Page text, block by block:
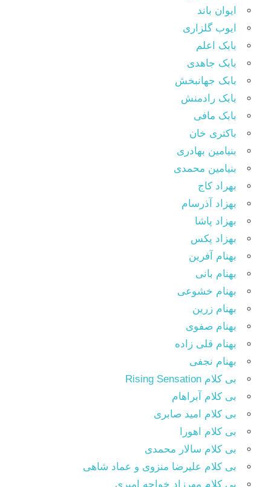
ایوان باند
ایوب گلزاری
بابک اعلم
بابک جاهدی
بابک جهانبخش
بابک رادمنش
بابک مافی
باکتری خان
بنیامین بهادری
بنیامین محمدی
بهراد کاج
بهزاد آذرسام
بهزاد پاشا
بهزاد پکس
بهنام آفرین
بهنام بانی
بهنام خشوعی
بهنام زرین
بهنام صفوی
بهنام قلی زاده
بهنام نجفی
بی کلام Rising Sensation
بی کلام آبراهام
بی کلام امید صابری
بی کلام اهورا
بی کلام سالار محمدی
بی کلام علیرضا منزوی و عماد شاهی
بی کلام مهرزاد خواجه امیری